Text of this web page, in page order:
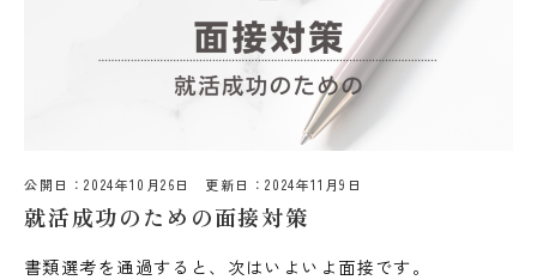
公開日：2024年10月26日 更新日：2024年11月9日
就活成功のための面接対策
書類選考を通過すると、次はいよいよ面接です。